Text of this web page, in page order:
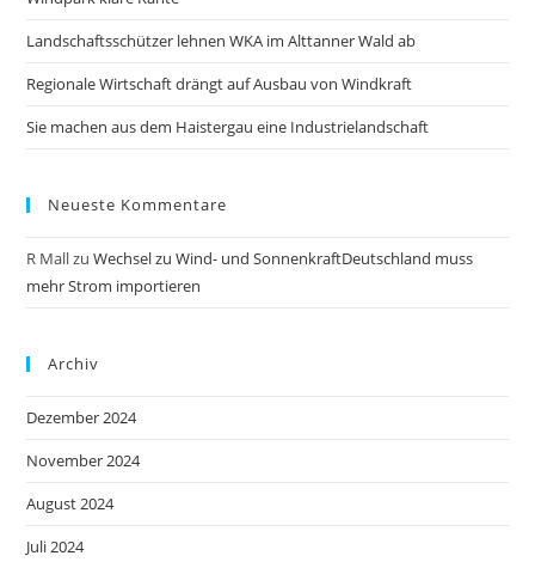
Landschaftsschützer lehnen WKA im Alttanner Wald ab
Regionale Wirtschaft drängt auf Ausbau von Windkraft
Sie machen aus dem Haistergau eine Industrielandschaft
Neueste Kommentare
R MallzuWechsel zu Wind- und SonnenkraftDeutschland muss
mehr Strom importieren
Archiv
Dezember 2024
November 2024
August 2024
Juli 2024